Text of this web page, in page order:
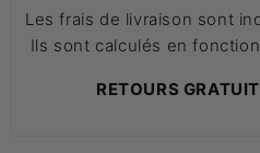
Les frais de livraison sont
Ils sont calculés en
RETOURS